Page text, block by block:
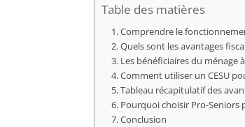
Table des matières
Comprendre le
Quels sont les avantages
Les bénéficiaires du ménage
Comment utiliser un CESU
Tableau récapitulatif des
Pourquoi choisir Pro-Seniors
Conclusion